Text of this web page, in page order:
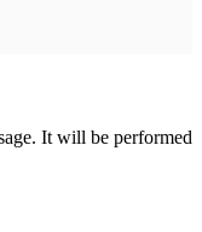
It will be performed